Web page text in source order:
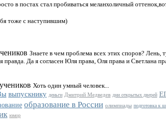
в постах стал пробиваться меланхоличный
тоже с наступившим)
Знаете в чем проблема всех этих споров?
Да я согласен Юля права, Оля права и Светлана
Хоть один умный человек...
выпускнику деньги Дмитрий Медведев дни открытых дверей
образование в России олимпиады подготовка к
юмор